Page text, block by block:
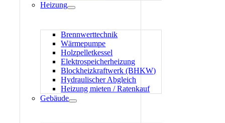
Heizung
Brennwerttechnik
Wärmepumpe
Holzpelletkessel
Elektrospeicherheizung
Blockheizkraftwerk (BHKW)
Hydraulischer Abgleich
Heizung mieten / Ratenkauf
Gebäude